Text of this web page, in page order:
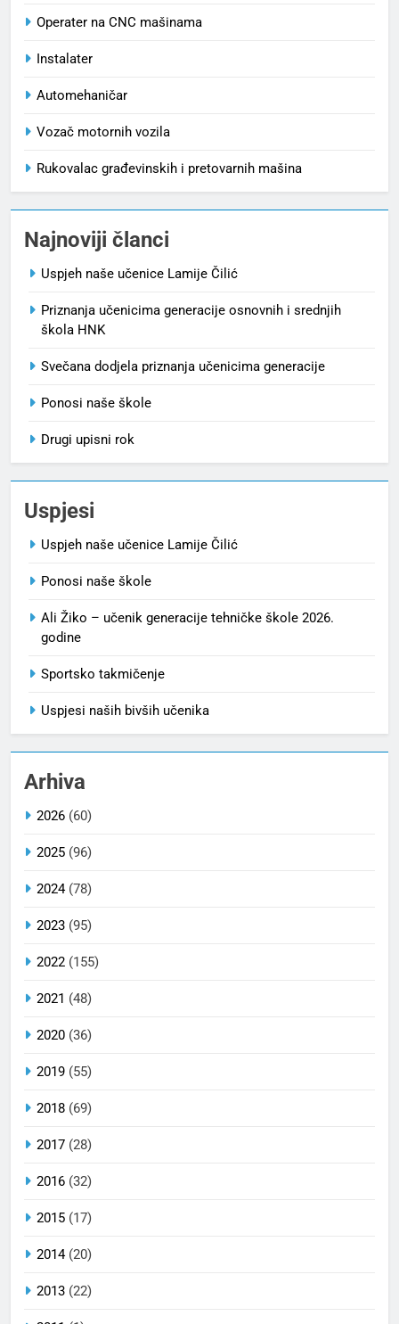
Operater na CNC mašinama
Instalater
Automehaničar
Vozač motornih vozila
Rukovalac građevinskih i pretovarnih mašina
Najnoviji članci
Uspjeh naše učenice Lamije Čilić
Priznanja učenicima generacije osnovnih i srednjih
škola HNK
Svečana dodjela priznanja učenicima generacije
Ponosi naše škole
Drugi upisni rok
Uspjesi
Uspjeh naše učenice Lamije Čilić
Ponosi naše škole
Ali Žiko – učenik generacije tehničke škole 2026.
godine
Sportsko takmičenje
Uspjesi naših bivših učenika
Arhiva
2026 (60)
2025 (96)
2024(78)
2023 (95)
2022 (155)
2021 (48)
2020 (36)
2019 (55)
2018 (69)
2017 (28)
2016 (32)
2015 (17)
2014(20)
2013 (22)